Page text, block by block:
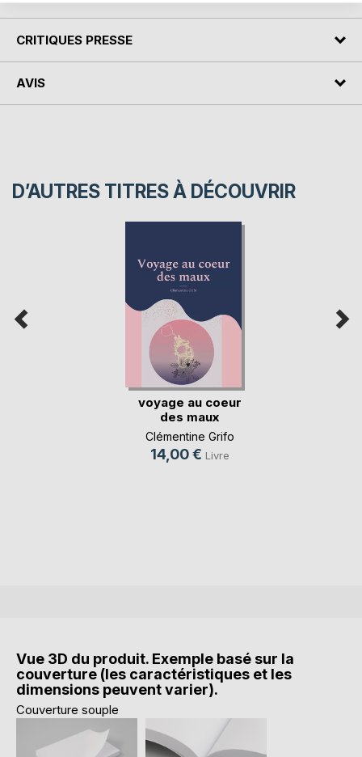
CRITIQUES PRESSE
AVIS
D’AUTRES TITRES À DÉCOUVRIR
voyage au coeur
des maux
Clémentine Grifo
14,00 € Livre
Vue 3D du produit. Exemple basé sur la
couverture (les caractéristiques et les
dimensions peuvent varier).
Couverture souple